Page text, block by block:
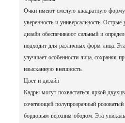
Очки имеют смелую квадратную форму
уверенность и универсальность.
дизайн обеспечивают сильный и
подходит для различных форм лица.
улучшает особенности лица, сохраняя
изысканную внешность.
Цвет и дизайн
Кадры могут похвастаться яркой
сочетающей полупрозрачный
бордовым верхним ободом. Эта